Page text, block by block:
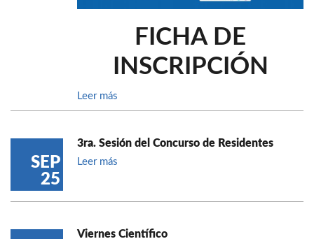
FICHA DE
INSCRIPCIÓN
Leer más
SEP
25
3ra. Sesión del Concurso de Residentes
Leer más
Viernes Científico